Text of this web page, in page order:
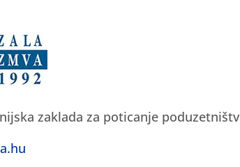
zaklada za poticanje